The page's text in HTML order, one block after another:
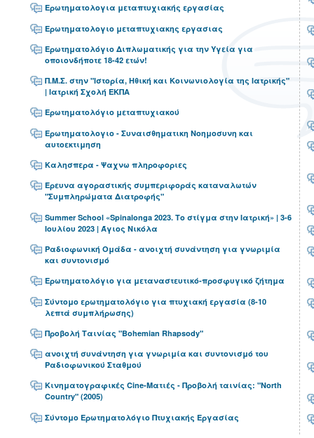
Ερωτηματολογια μεταπτυχιακής εργασίας
Ερωτηματολογιο μεταπτυχιακης εργασιας
Ερωτηματολόγιο Διπλωματικής για την Υγεία για
οποιονδήποτε 18-42 ετών!
Π.Μ.Σ. στην "Ιστορία, Ηθική και Κοινωνιολογία της Ιατρικής"
| Ιατρική Σχολή ΕΚΠΑ
Ερωτηματολόγιο μεταπτυχιακού
Ερωτηματολογιο - Συναισθηματικη Νοημοσυνη και
αυτοεκτιμηση
Καλησπερα - Ψαχνω πληροφοριες
Έρευνα αγοραστικής συμπεριφοράς καταναλωτών
"Συμπληρώματα Διατροφής"
Summer School «Spinalonga 2023. Το στίγμα στην Ιατρική» | 3-6
Ιουλίου 2023 | Άγιος Νικόλα
Ραδιοφωνική Ομάδα - ανοιχτή συνάντηση για γνωριμία
και συντονισμό
Ερωτηματολόγιο για μεταναστευτικό-προσφυγικό ζήτημα
Σύντομο ερωτηματολόγιο για πτυχιακή εργασία (8-10
λεπτά συμπλήρωσης)
Προβολή Ταινίας "Bohemian Rhapsody"
ανοιχτή συνάντηση για γνωριμία και συντονισμό του
Ραδιοφωνικού Σταθμού
Κινηματογραφικές Cine-Ματιές - Προβολή ταινίας: "North
Country" (2005)
Σύντομο Ερωτηματολόγιο Πτυχιακής Εργασίας